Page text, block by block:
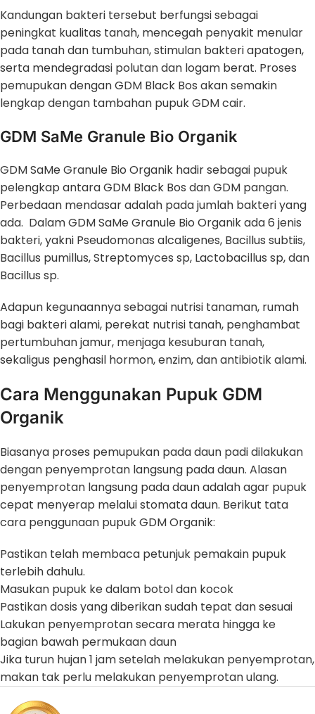
Kandungan bakteri tersebut berfungsi sebagai
peningkat kualitas tanah, mencegah penyakit menular
pada tanah dan tumbuhan, stimulan bakteri apatogen,
serta mendegradasi polutan dan logam berat. Proses
pemupukan dengan GDM Black Bos akan semakin
lengkap dengan tambahan pupuk GDM cair.
GDM SaMe Granule Bio Organik
GDM SaMe Granule Bio Organik hadir sebagai pupuk
pelengkap antara GDM Black Bos dan GDM pangan.
Perbedaan mendasar adalah pada jumlah bakteri yang
ada. Dalam GDM SaMe Granule Bio Organik ada 6 jenis
bakteri, yakni Pseudomonas alcaligenes, Bacillus subtiis,
Bacillus pumillus, Streptomyces sp, Lactobacillus sp, dan
Bacillus sp.
Adapun kegunaannya sebagai nutrisi tanaman, rumah
bagi bakteri alami, perekat nutrisi tanah, penghambat
pertumbuhan jamur, menjaga kesuburan tanah,
sekaligus penghasil hormon, enzim, dan antibiotik alami.
Cara Menggunakan Pupuk GDM
Organik
Biasanya proses pemupukan pada daun padi dilakukan
dengan penyemprotan langsung pada daun. Alasan
penyemprotan langsung pada daun adalah agar pupuk
cepat menyerap melalui stomata daun. Berikut tata
cara penggunaan pupuk GDM Organik:
Pastikan telah membaca petunjuk pemakain pupuk
terlebih dahulu.
Masukan pupuk ke dalam botol dan kocok
Pastikan dosis yang diberikan sudah tepat dan sesuai
Lakukan penyemprotan secara merata hingga ke
bagian bawah permukaan daun
Jika turun hujan 1 jam setelah melakukan penyemprotan,
makan tak perlu melakukan penyemprotan ulang.